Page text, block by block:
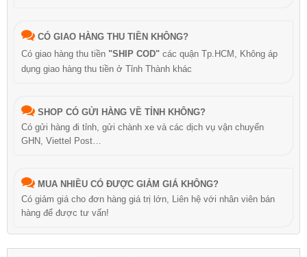
CÓ GIAO HÀNG THU TIỀN KHÔNG?
Có giao hàng thu tiền "SHIP COD" các quận Tp.HCM, Không áp
dụng giao hàng thu tiền ở Tỉnh Thành khác
SHOP CÓ GỬI HÀNG VỀ TỈNH KHÔNG?
Có gửi hàng đi tỉnh, gửi chành xe và các dịch vụ vận chuyển
GHN, Viettel Post…
MUA NHIỀU CÓ ĐƯỢC GIẢM GIÁ KHÔNG?
Có giảm giá cho đơn hàng giá trị lớn, Liên hệ với nhân viên bán
hàng để được tư vấn!